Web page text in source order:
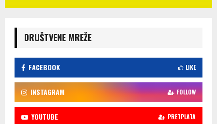
DRUŠTVENE MREŽE
FACEBOOK LIKE
INSTAGRAM FOLLOW
YOUTUBE PRETPLATA